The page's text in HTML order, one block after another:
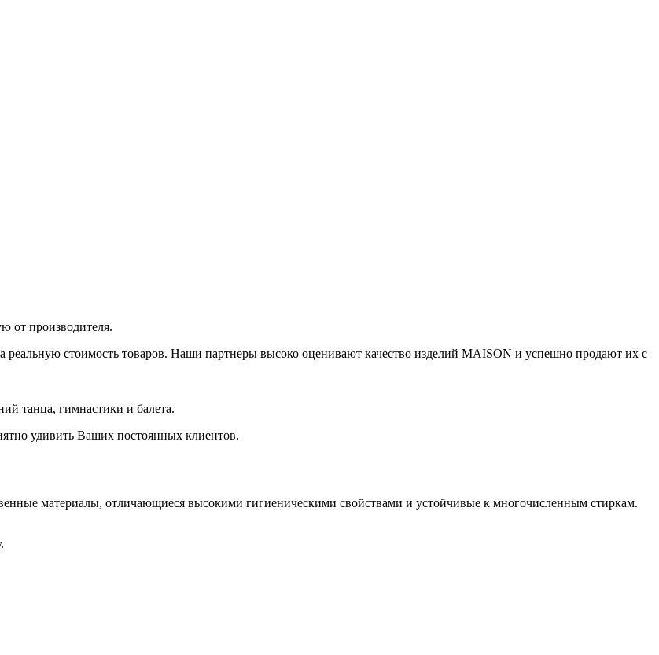
от производителя.
стоимость товаров. Наши партнеры высоко оценивают качество изделий MAISON и успешно продают их с
танца, гимнастики и балета.
удивить Ваших постоянных клиентов.
материалы, отличающиеся высокими гигиеническими свойствами и устойчивые к многочисленным стиркам.